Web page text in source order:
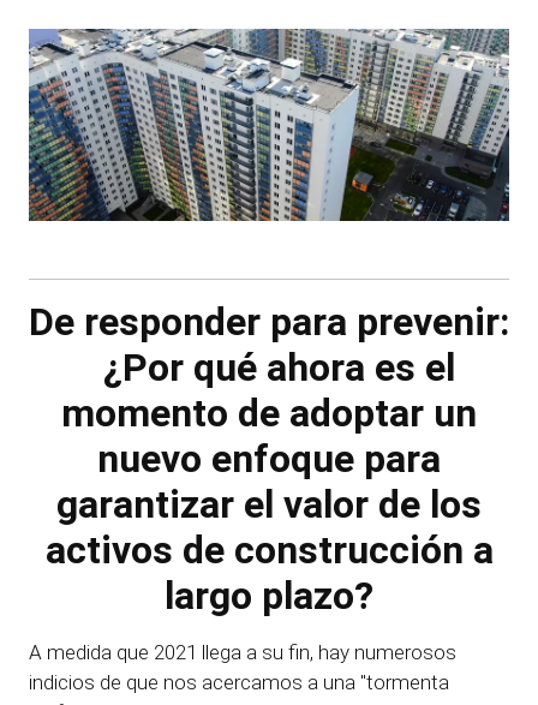
De responder para prevenir:
¿Por qué ahora es el
momento de adoptar un
nuevo enfoque para
garantizar el valor de los
activos de construcción a
largo plazo?
A medida que 2021 llega a su fin, hay numerosos
indicios de que nos acercamos a una "tormenta